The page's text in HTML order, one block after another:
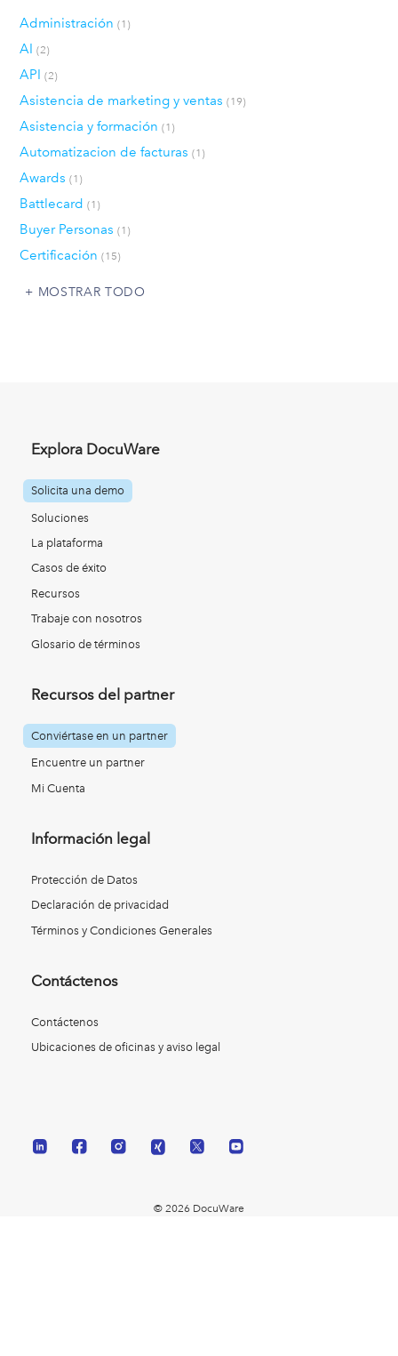
Administración (1)
AI (2)
API (2)
Asistencia de marketing y ventas (19)
Asistencia y formación (1)
Automatizacion de facturas (1)
Awards (1)
Battlecard (1)
Buyer Personas (1)
Certificación (15)
MOSTRAR TODO
Explora DocuWare
Solicita una demo
Soluciones
La plataforma
Casos de éxito
Recursos
Trabaje con nosotros
Glosario de términos
Recursos del partner
Conviértase en un partner
Encuentre un partner
Mi Cuenta
Información legal
Protección de Datos
Declaración de privacidad
Términos y Condiciones Generales
Contáctenos
Contáctenos
Ubicaciones de oficinas y aviso legal
© 2026 DocuWare